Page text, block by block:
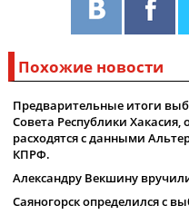
Похожие новости
Предварительные итоги
Совета Республики
расходятся с данными
КПРФ.
Александру Векшину
Саяногорск определился с